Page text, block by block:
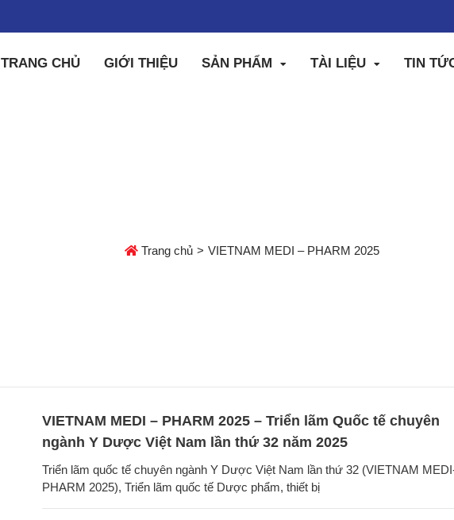
TRANG CHỦ GIỚI THIỆU SẢN PHẨM TÀI LIỆU TIN
Trang chủ VIETNAM MEDI – PHARM 2025
VIETNAM MEDI – PHARM 2025 – Triển lãm Quốc tế chuyên
ngành Y Dược Việt Nam lần thứ 32 năm 2025
Triển lãm quốc tế chuyên ngành Y Dược Việt Nam lần thứ 32 (VIETNAM
PHARM 2025), Triển lãm quốc tế Dược phẩm, thiết bị